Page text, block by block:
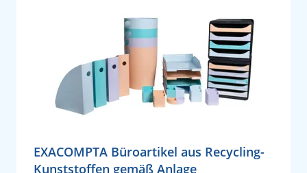
EXACOMPTA Büroartikel aus Recycling-
Kunststoffen gemäß Anlage